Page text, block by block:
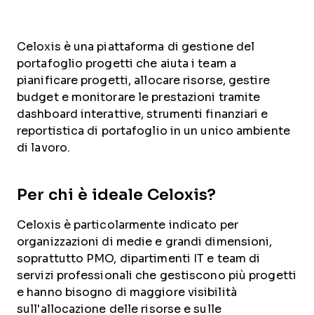
Celoxis è una piattaforma di gestione del
portafoglio progetti che aiuta i team a
pianificare progetti, allocare risorse, gestire
budget e monitorare le prestazioni tramite
dashboard interattive, strumenti finanziari e
reportistica di portafoglio in un unico ambiente
di lavoro.
Per chi è ideale Celoxis?
Celoxis è particolarmente indicato per
organizzazioni di medie e grandi dimensioni,
soprattutto PMO, dipartimenti IT e team di
servizi professionali che gestiscono più progetti
e hanno bisogno di maggiore visibilità
sull'allocazione delle risorse e sulle